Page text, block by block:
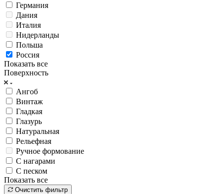
Германия
Дания
Италия
Нидерланды
Польша
Россия
Показать все
Поверхность
Ангоб
Винтаж
Гладкая
Глазурь
Натуральная
Рельефная
Ручное формование
С нагарами
С песком
Показать все
Очистить фильтр